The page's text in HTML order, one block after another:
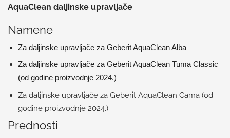
AquaClean daljinske upravljače
Namene
Za daljinske upravljače za Geberit AquaClean Alba
Za daljinske upravljače za Geberit AquaClean Tuma Classic
(od godine proizvodnje 2024.)
Za daljinske upravljače za Geberit AquaClean Cama (od
godine proizvodnje 2024.)
Prednosti